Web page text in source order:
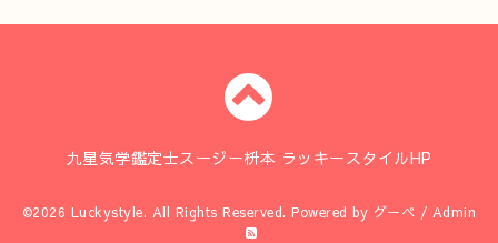
九星気学鑑定士スージー枡本 ラッキースタイルHP
©2026 Luckystyle. All Rights Reserved. Powered by グーペ / Admin